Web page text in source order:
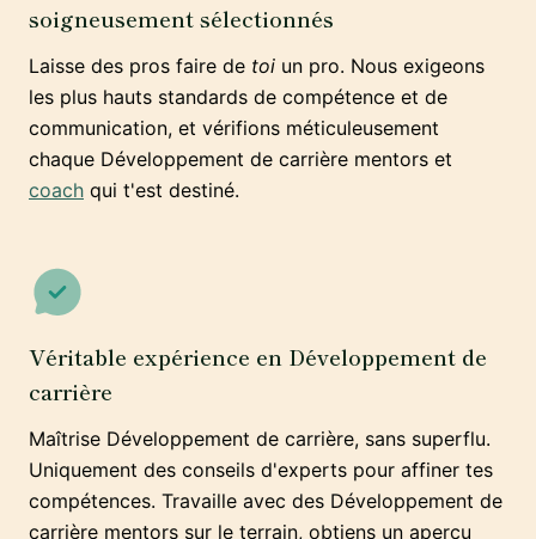
soigneusement sélectionnés
Laisse des pros faire de toi un pro. Nous exigeons
les plus hauts standards de compétence et de
communication, et vérifions méticuleusement
chaque Développement de carrière mentors et
coach qui t'est destiné.
Véritable expérience en Développement de
carrière
Maîtrise Développement de carrière, sans superflu.
Uniquement des conseils d'experts pour affiner tes
compétences. Travaille avec des Développement de
carrière mentors sur le terrain, obtiens un aperçu